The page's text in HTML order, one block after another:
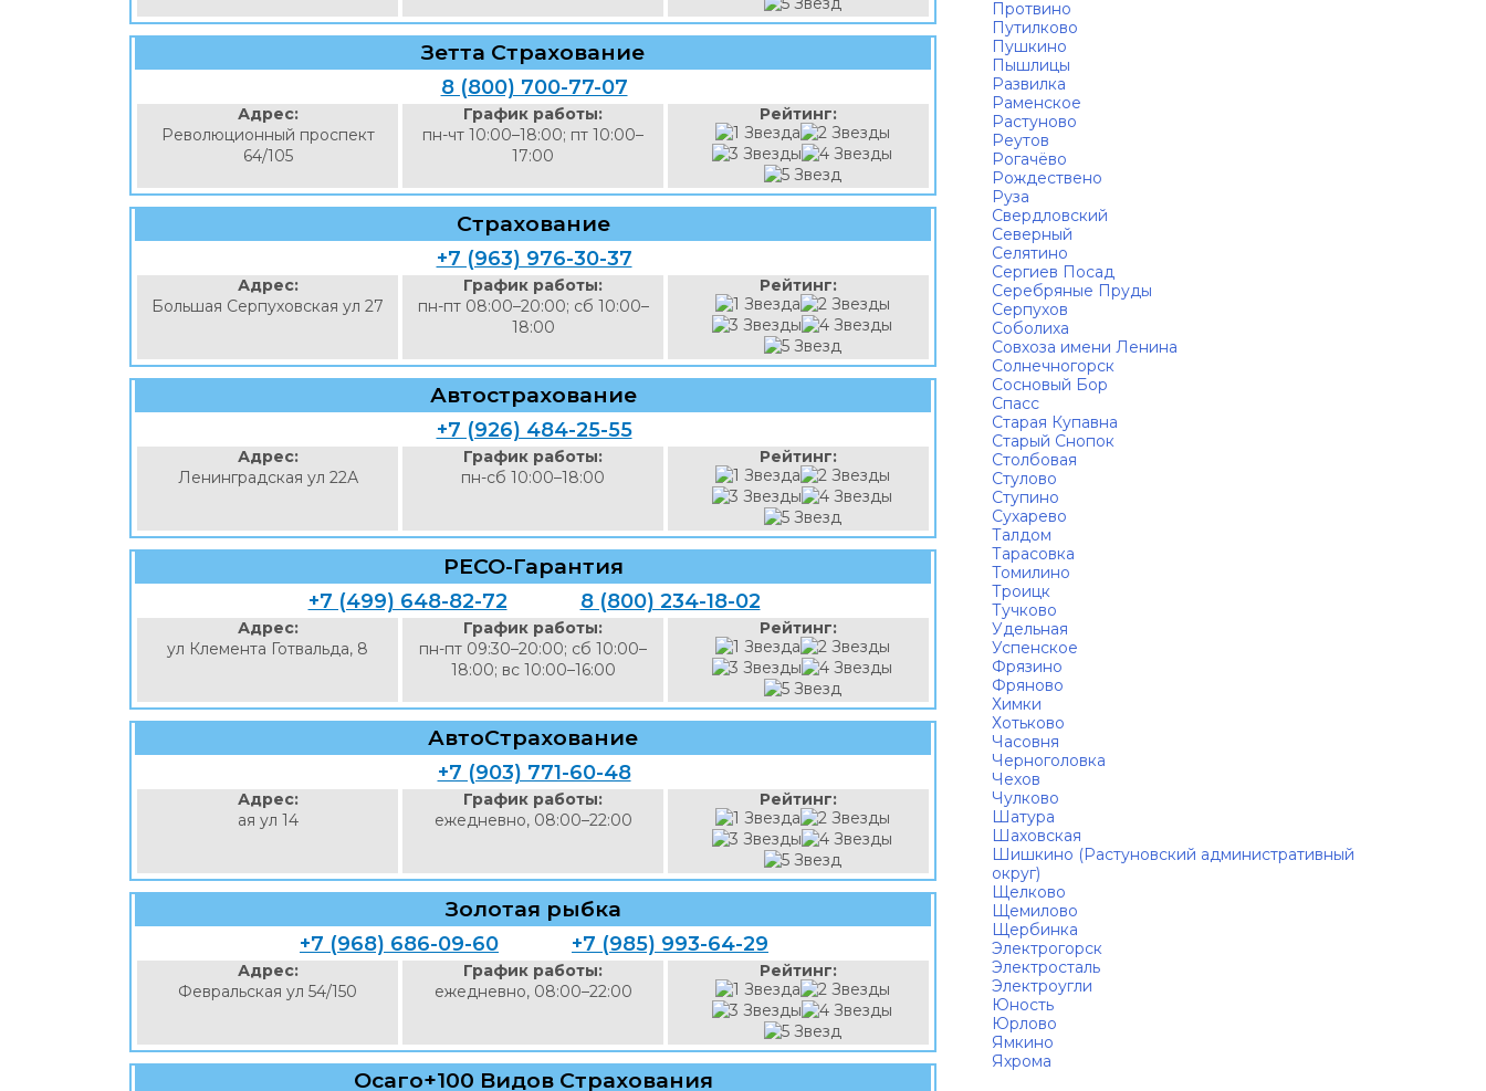
Зетта Страхование
8 (800) 700-77-07
Адрес:
Революционный проспект
64/105
График работы:
пн-чт 10:00–18:00; пт 10:00–
17:00
Рейтинг:
Страхование
+7 (963) 976-30-37
Адрес:
Большая Серпуховская ул 27
График работы:
пн-пт 08:00–20:00; сб 10:00–
18:00
Рейтинг:
Автострахование
+7 (926) 484-25-55
Адрес:
Ленинградская ул 22А
График работы:
пн-сб 10:00–18:00
Рейтинг:
РЕСО-Гарантия
+7 (499) 648-82-72 8 (800) 234-18-02
Адрес:
ул Клемента Готвальда, 8
График работы:
пн-пт 09:30–20:00; сб 10:00–
18:00; вс 10:00–16:00
Рейтинг:
АвтоСтрахование
+7 (903) 771-60-48
Адрес:
ая ул 14
График работы:
ежедневно, 08:00–22:00
Рейтинг:
Золотая рыбка
+7 (968) 686-09-60 +7 (985) 993-64-29
Адрес:
Февральская ул 54/150
График работы:
ежедневно, 08:00–22:00
Рейтинг:
Осаго+100 Видов Страхования
Протвино
Путилково
Пушкино
Пышлицы
Развилка
Раменское
Растуново
Реутов
Рогачёво
Рождествено
Руза
Свердловский
Северный
Селятино
Сергиев Посад
Серебряные Пруды
Серпухов
Соболиха
Совхоза имени Ленина
Солнечногорск
Сосновый Бор
Спасс
Старая Купавна
Старый Снопок
Столбовая
Стулово
Ступино
Сухарево
Талдом
Тарасовка
Томилино
Троицк
Тучково
Удельная
Успенское
Фрязино
Фряново
Химки
Хотьково
Часовня
Черноголовка
Чехов
Чулково
Шатура
Шаховская
Шишкино (Растуновский административный
округ)
Щелково
Щемилово
Щербинка
Электрогорск
Электросталь
Электроугли
Юность
Юрлово
Ямкино
Яхрома